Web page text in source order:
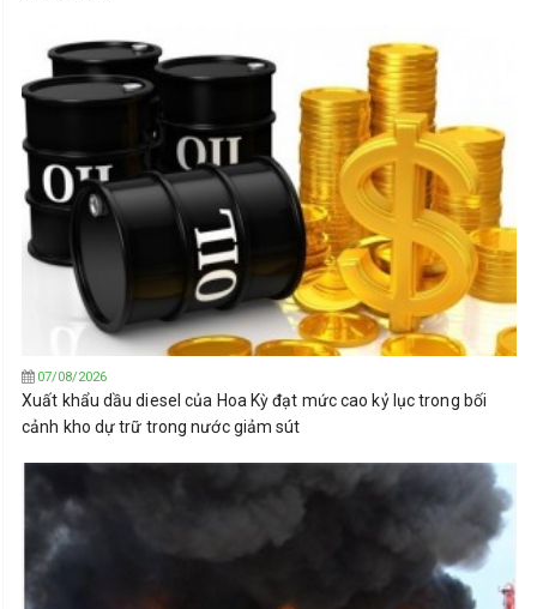
07/08/2026
Xuất khẩu dầu diesel của Hoa Kỳ đạt mức cao kỷ lục trong bối
cảnh kho dự trữ trong nước giảm sút